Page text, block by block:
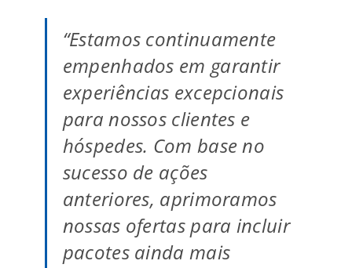
“Estamos continuamente
empenhados em garantir
experiências excepcionais
para nossos clientes e
hóspedes. Com base no
sucesso de ações
anteriores, aprimoramos
nossas ofertas para incluir
pacotes ainda mais